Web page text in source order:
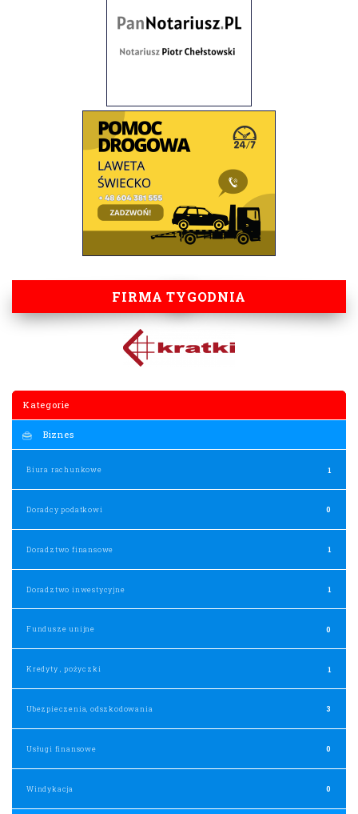
FIRMA TYGODNIA
Kategorie
Biznes
Biura rachunkowe 1
Doradcy podatkowi 0
Doradztwo finansowe 1
Doradztwo inwestycyjne 1
Fundusze unijne 0
Kredyty , pożyczki 1
Ubezpieczenia, odszkodowania 3
Usługi finansowe 0
Windykacja 0